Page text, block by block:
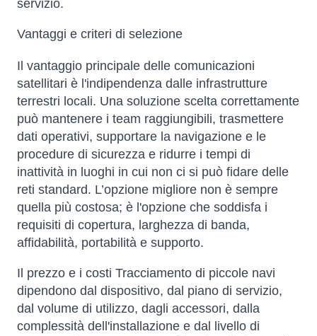
servizio.
Vantaggi e criteri di selezione
Il vantaggio principale delle comunicazioni
satellitari è l'indipendenza dalle infrastrutture
terrestri locali. Una soluzione scelta correttamente
può mantenere i team raggiungibili, trasmettere
dati operativi, supportare la navigazione e le
procedure di sicurezza e ridurre i tempi di
inattività in luoghi in cui non ci si può fidare delle
reti standard. L’opzione migliore non è sempre
quella più costosa; è l'opzione che soddisfa i
requisiti di copertura, larghezza di banda,
affidabilità, portabilità e supporto.
Il prezzo e i costi Tracciamento di piccole navi
dipendono dal dispositivo, dal piano di servizio,
dal volume di utilizzo, dagli accessori, dalla
complessità dell'installazione e dal livello di